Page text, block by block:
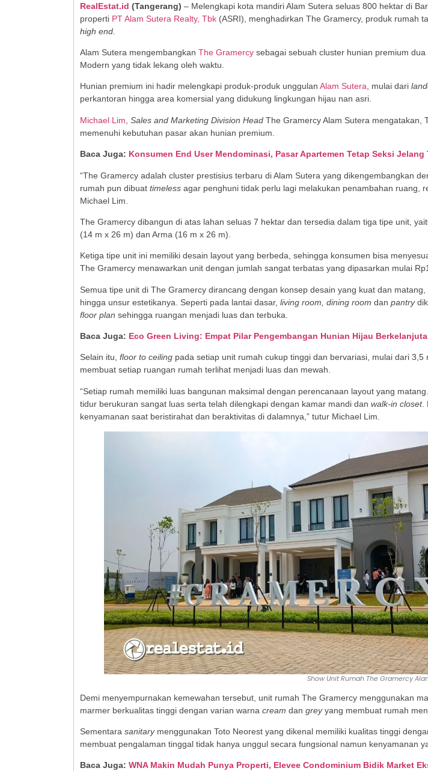
RealEstat.id (Tangerang) – Melengkapi kota mandiri Alam Sutera seluas 800 hektar di
properti PT Alam Sutera Realty, Tbk (ASRI), menghadirkan The Gramercy, produk rumah
high end
Alam Sutera mengembangkan The Gramercy sebagai sebuah cluster hunian premium
Modern yang tidak lekang oleh waktu.
Hunian premium ini hadir melengkapi produk-produk unggulan Alam Sutera, mulai dari
perkantoran hingga area komersial yang didukung lingkungan hijau nan asri.
Michael Lim Sales and Marketing Division Head The Gramercy Alam Sutera mengatakan,
memenuhi kebutuhan pasar akan hunian premium.
Baca Juga: Konsumen End User Mendominasi, Pasar Apartemen Tetap Seksi
“The Gramercy adalah cluster prestisius terbaru di Alam Sutera yang dikengembangkan
rumah pun dibuat timeless agar penghuni tidak perlu lagi melakukan penambahan ruang,
Michael Lim.
The Gramercy dibangun di atas lahan seluas 7 hektar dan tersedia dalam tiga tipe unit,
(14 m x 26 m) dan Arma (16 m x 26 m).
Ketiga tipe unit ini memiliki desain layout yang berbeda, sehingga konsumen bisa
The Gramercy menawarkan unit dengan jumlah sangat terbatas yang dipasarkan mulai
Semua tipe unit di The Gramercy dirancang dengan konsep desain yang kuat dan
hingga unsur estetikanya. Seperti pada lantai dasar, living room, dining room dan pantry
floor plan sehingga ruangan menjadi luas dan terbuka.
Baca Juga: Eco Green Living: Empat Pilar Pengembangan Hunian Hijau
Selain itu, floor to ceiling pada setiap unit rumah cukup tinggi dan bervariasi, mulai dari 3,5
membuat setiap ruangan rumah terlihat menjadi luas dan mewah.
“Setiap rumah memiliki luas bangunan maksimal dengan perencanaan layout yang
tidur berukuran sangat luas serta telah dilengkapi dengan kamar mandi dan walk-in closet.
kenyamanan saat beristirahat dan beraktivitas di dalamnya,” tutur Michael Lim.
Show Unit Rumah The Gramercy
Demi menyempurnakan kemewahan tersebut, unit rumah The Gramercy menggunakan
marmer berkualitas tinggi dengan varian warna cream dan greyyang membuat rumah
Sementara sanitarymenggunakan Toto Neorest yang dikenal memiliki kualitas tinggi
membuat pengalaman tinggal tidak hanya unggul secara fungsional namun kenyamanan
Baca Juga: WNA Makin Mudah Punya Properti, Elevee Condominium Bidik Market